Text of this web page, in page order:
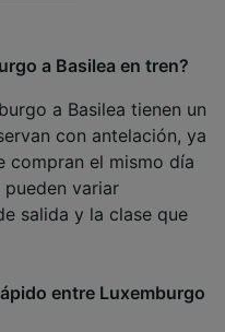
a Basilea en tren?
a Basilea tienen un
con antelación, ya
compran el mismo día
variar
salida y la clase que
entre Luxemburgo